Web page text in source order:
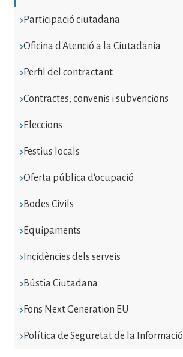
Participació ciutadana
Oficina d'Atenció a la Ciutadania
Perfil del contractant
Contractes, convenis i subvencions
Eleccions
Festius locals
Oferta pública d'ocupació
Bodes Civils
Equipaments
Incidències dels serveis
Bústia Ciutadana
Fons Next Generation EU
Política de Seguretat de la Informació